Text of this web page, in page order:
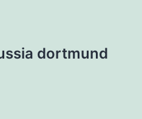
dortmund